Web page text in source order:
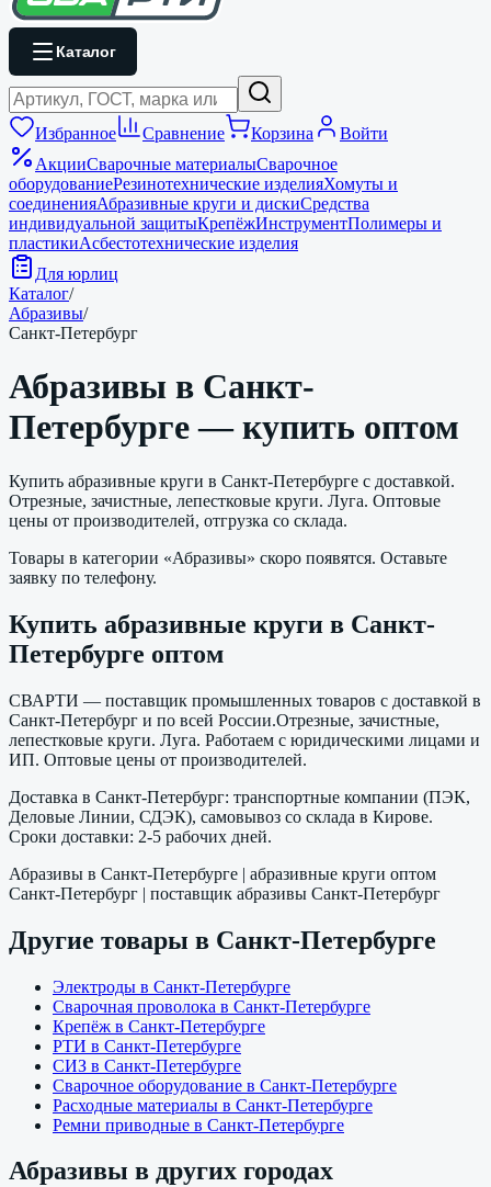
Каталог
Избранное Сравнение Корзина
Войти
АкцииСварочные материалыСварочное
оборудованиеРезинотехнические изделияХомуты и
соединенияАбразивные круги и дискиСредства
индивидуальной защитыКрепёжИнструментПолимеры и
пластикиАсбестотехнические изделия
Для юрлиц
Каталог/
Абразивы/
Санкт-Петербург
Абразивы в Санкт-
Петербурге— купить оптом
Купить абразивные круги в Санкт-Петербурге с доставкой.
Отрезные, зачистные, лепестковые круги. Луга. Оптовые
цены от производителей, отгрузка со склада.
Товары в категории «Абразивы» скоро появятся. Оставьте
заявку по телефону.
Купить абразивные круги в Санкт-
Петербурге оптом
СВАРТИ — поставщик промышленных товаров с доставкой в
Санкт-Петербург и по всей России.Отрезные, зачистные,
лепестковые круги. Луга. Работаем с юридическими лицами и
ИП. Оптовые цены от производителей.
Доставка в Санкт-Петербург: транспортные компании (ПЭК,
Деловые Линии, СДЭК), самовывоз со склада в Кирове.
Сроки доставки: 2-5 рабочих дней.
Абразивы в Санкт-Петербурге | абразивные круги оптом
Санкт-Петербург | поставщик абразивы Санкт-Петербург
Другие товары в Санкт-Петербурге
Электроды в Санкт-Петербурге
Сварочная проволока в Санкт-Петербурге
Крепёж в Санкт-Петербурге
РТИ в Санкт-Петербурге
СИЗ в Санкт-Петербурге
Сварочное оборудование в Санкт-Петербурге
Расходные материалы в Санкт-Петербурге
Ремни приводные в Санкт-Петербурге
Абразивы в других городах